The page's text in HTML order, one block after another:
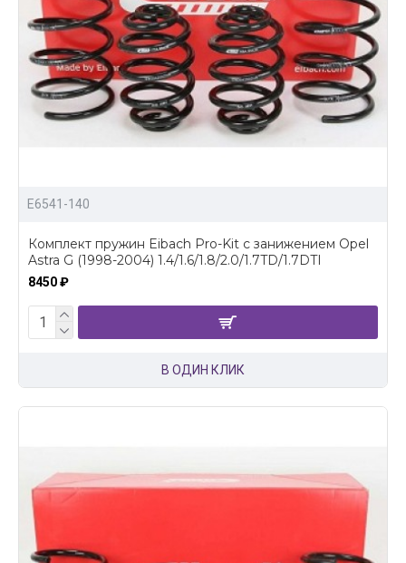
E6541-140
Комплект пружин Eibach Pro-Kit с занижением Opel
Astra G (1998-2004) 1.4/1.6/1.8/2.0/1.7TD/1.7DTI
8450 ₽
В ОДИН КЛИК